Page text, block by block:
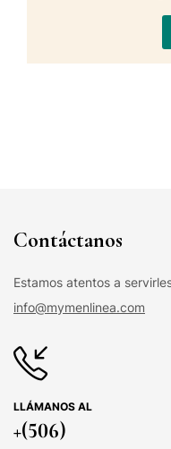
Contáctanos
Estamos atentos a
info@mymenlinea.com
LLÁMANOS AL
+(506)